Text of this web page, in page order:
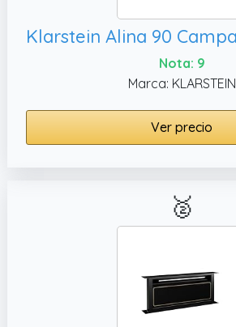
Nota: 9
Marca: KLARSTEIN
Ver precio
🥈